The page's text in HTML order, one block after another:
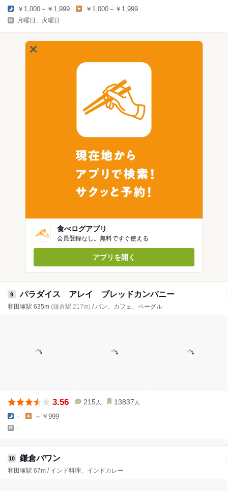
￥1,000～￥1,999 ￥1,000～￥1,999
月曜日、火曜日
食べログアプリ
会員登録なし。無料ですぐ使える
アプリを開く
9 パラダイス アレイ ブレッドカンパニー
和田塚駅 635m (鎌倉駅 217m) / パン、カフェ、ベーグル
3.56 215 人 13837 人
- ～￥999
-
10 鎌倉バワン
和田塚駅 67m / インド料理、インドカレー